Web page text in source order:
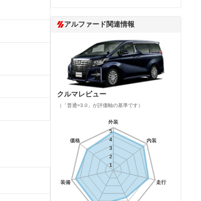
アルファード関連情報
クルマレビュー
（「普通=3.0」が評価軸の基準です）
外装
内装
走行
装備
価格
1
2
3
4
5
外装
内装
走行
装備
価格
1
2
3
4
5